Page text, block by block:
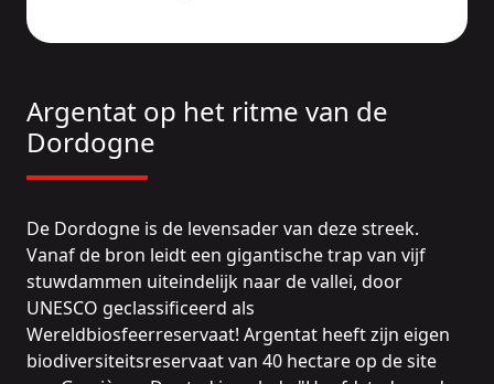
Argentat op het ritme van de
Dordogne
De Dordogne is de levensader van deze streek.
Vanaf de bron leidt een gigantische trap van vijf
stuwdammen uiteindelijk naar de vallei, door
UNESCO geclassificeerd als
Wereldbiosfeerreservaat! Argentat heeft zijn eigen
biodiversiteitsreservaat van 40 hectare op de site